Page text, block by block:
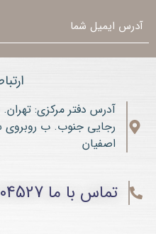
آدرس دفتر مرکزی: تهران.
رجایی جنوب. ب روبروی
اصفیان
تماس با ما 02156804527